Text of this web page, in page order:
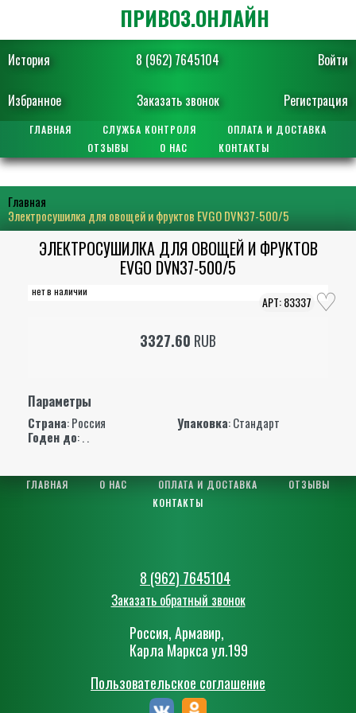
История 8 (962) 7645104 Войти
Избранное Заказать звонок Регистрация
ПРИВОЗ.ОНЛАЙН
ГЛАВНАЯ СЛУЖБА КОНТРОЛЯ
ОПЛАТА И ДОСТАВКА
ОТЗЫВЫ
О НАС КОНТАКТЫ
Главная
Электросушилка для овощей и фруктов EVGO DVN37-500/5
ЭЛЕКТРОСУШИЛКА ДЛЯ ОВОЩЕЙ И ФРУКТОВ
EVGO DVN37-500/5
нет в наличии
83337
3327.60 RUB
Параметры
Страна: Россия Упаковка: Стандарт
Годен до: . .
ГЛАВНАЯ О НАС ОПЛАТА И ДОСТАВКА
ОТЗЫВЫ
КОНТАКТЫ
8 (962) 7645104
Заказать обратный звонок
Россия, Армавир,
Карла Маркса ул.199
Пользовательское соглашение